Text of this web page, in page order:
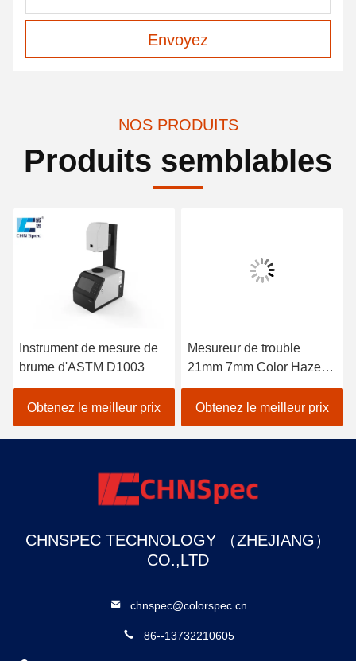
Envoyez
NOS PRODUITS
Produits semblables
Instrument de mesure de
brume d'ASTM D1003
Obtenez le meilleur prix
Mesureur de trouble
21mm 7mm Color Haze
Meter THC-08
Obtenez le meilleur prix
CHNSPEC TECHNOLOGY （ZHEJIANG）
CO.,LTD
chnspec@colorspec.cn
86--13732210605